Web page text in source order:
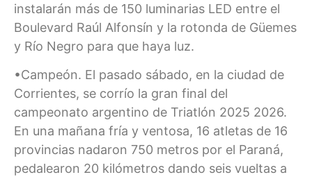
instalarán más de 150 luminarias LED entre el
Boulevard Raúl Alfonsín y la rotonda de Güemes
y Río Negro para que haya luz.
•Campeón. El pasado sábado, en la ciudad de
Corrientes, se corrío la gran final del
campeonato argentino de Triatlón 2025 2026.
En una mañana fría y ventosa, 16 atletas de 16
provincias nadaron 750 metros por el Paraná,
pedalearon 20 kilómetros dando seis vueltas a